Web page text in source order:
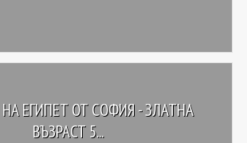
ЕГИПЕТ ОТ СОФИЯ - ЗЛАТНА
ВЪЗРАСТ 5...